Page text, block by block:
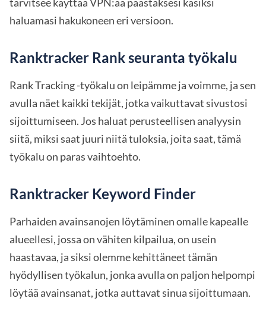
haluamasi hakukoneen eri versioon.
Ranktracker Rank seuranta työkalu
Rank Tracking -työkalu on leipämme ja voimme, ja sen
avulla näet kaikki tekijät, jotka vaikuttavat sivustosi
sijoittumiseen. Jos haluat perusteellisen analyysin
siitä, miksi saat juuri niitä tuloksia, joita saat, tämä
työkalu on paras vaihtoehto.
Ranktracker Keyword Finder
Parhaiden avainsanojen löytäminen omalle kapealle
alueellesi, jossa on vähiten kilpailua, on usein
haastavaa, ja siksi olemme kehittäneet tämän
hyödyllisen työkalun, jonka avulla on paljon helpompi
löytää avainsanat, jotka auttavat sinua sijoittumaan.